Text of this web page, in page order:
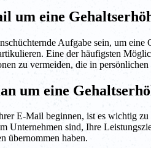
um eine
Aufgabe sein, um
Eine der häufigsten
zu vermeiden, die in
um eine
E-Mail beginnen, ist es wichtig
Unternehmen sind, Ihre
übernommen haben.